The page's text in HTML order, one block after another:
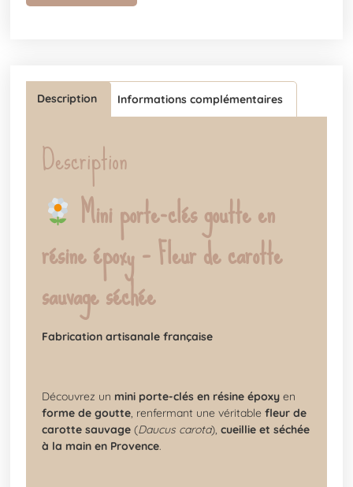
Description Informations complémentaires
Description
Mini porte-clés goutte en
résine époxy – Fleur de carotte
sauvage séchée
Fabrication artisanale française
Découvrez un mini porte-clés en résine époxy en
forme de goutte, renfermant une véritablefleur de
carotte sauvage(Daucus carota),cueillie et séchée
à la main en Provence.